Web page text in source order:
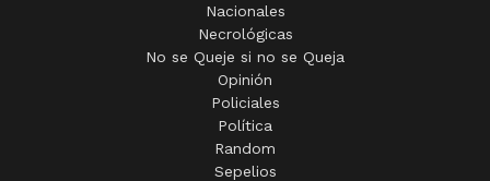
Nacionales
Necrológicas
No se Queje si no se Queja
Opinión
Policiales
Política
Random
Sepelios